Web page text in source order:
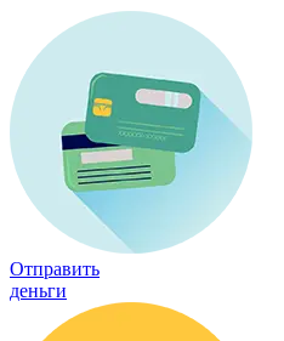
Отправить
деньги